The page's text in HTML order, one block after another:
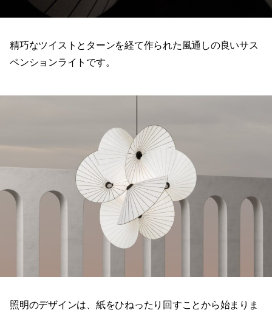
精巧なツイストとターンを経て作られた風通しの良いサス
ペンションライトです。
照明のデザインは、紙をひねったり回すことから始まりま